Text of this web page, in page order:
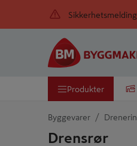
Produkter
Byggevarer
Drensrør